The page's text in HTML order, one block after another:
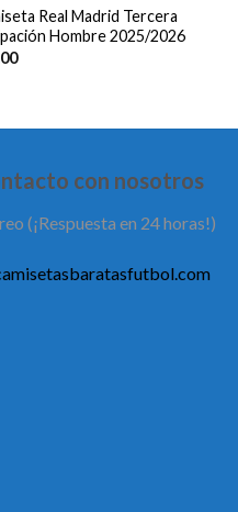
Real Madrid Tercera
Hombre 2025/2026
con nosotros
(¡Respuesta en 24 horas!)